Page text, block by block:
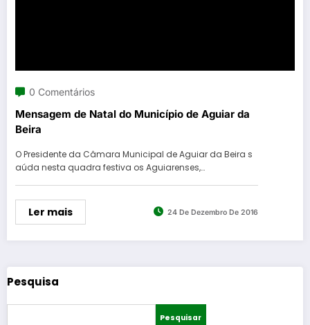
0 Comentários
Mensagem de Natal do Município de Aguiar da
Beira
O Presidente da Câmara Municipal de Aguiar da Beira s
aúda nesta quadra festiva os Aguiarenses,…
Ler mais 24 De Dezembro De 2016
Pesquisa
Pesquisar